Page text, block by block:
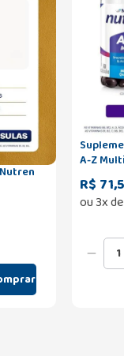
A-Z
R$
ou3x de